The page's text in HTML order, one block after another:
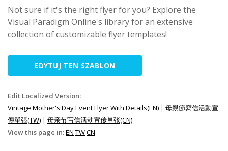
Not sure if it's the right flyer for you? Explore the
Visual Paradigm Online's library for an extensive
collection of customizable flyer templates!
EDYTUJ TEN SZABLON
Edit Localized Version:
Vintage Mother's Day Event Flyer With Details(EN) | 母親節寫信活動宣
傳單張(TW) | 母亲节写信活动宣传单张(CN)
View this page in:EN TWCN